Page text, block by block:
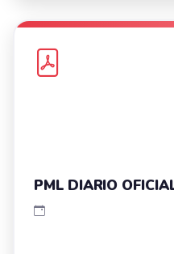
PML DIARIO